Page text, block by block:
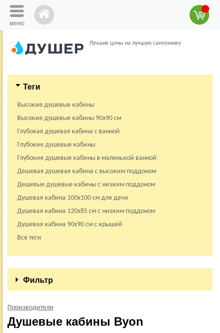
Лучшие цены на лучшую сантехнику
Теги
Высокие душевые кабины
Высокие душевые кабины 90х90 см
Глубокая душевая кабина с ванной
Глубокие душевые кабины
Глубокие душевые кабины в маленькой ванной
Дешевая душевая кабина с высоким поддоном
Дешевые душевые кабины с низким поддоном
Душевая кабина 100х100 см для дачи
Душевая кабина 120х85 см с низким поддоном
Душевая кабина 90х90 см с крышей
Все теги
Фильтр
Производители
Душевые кабины Byon